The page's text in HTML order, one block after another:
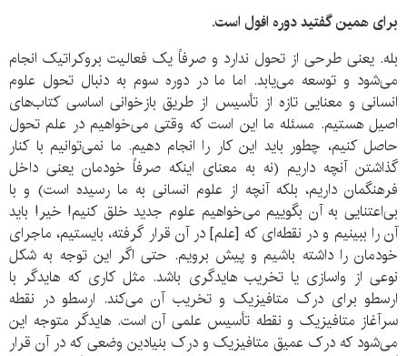
برای همین گفتید دوره افول است.
بله. یعنی طرحی از تحول ندارد و صرفاً یک فعالیت بروکراتیک انجام
می‌شود و توسعه می‌یابد. اما ما در دوره سوم به دنبال تحول علوم
انسانی و معنایی تازه از تأسیس از طریق بازخوانی اساسی کتاب‌های
اصیل هستیم. مسئله ما این است که وقتی می‌خواهیم در علم تحول
حاصل کنیم، چطور باید این کار را انجام دهیم. ما نمی‌توانیم با کنار
گذاشتن آنچه داریم (نه به معنای اینکه صرفاً خودمان یعنی داخل
فرهنگمان داریم، بلکه آنچه از علوم انسانی به ما رسیده است) و با
بی‌اعتنایی به آن بگوییم می‌خواهیم علوم جدید خلق کنیم! خیر! باید
آن را ببینیم و در نقطه‌ای که [علم] در آن قرار گرفته، بایستیم، ماجرای
خودمان را داشته باشیم و پیش برویم. حتی اگر این توجه به شکل
نوعی از واسازی یا تخریب هایدگری باشد. مثل کاری که هایدگر با
ارسطو برای درک متافیزیک و تخریب آن می‌کند. ارسطو در نقطه
سرآغاز متافیزیک و نقطه تأسیس علمی آن است. هایدگر متوجه این
می‌شود که درک عمیق متافیزیک و درک بنیادین وضعی که در آن قرار